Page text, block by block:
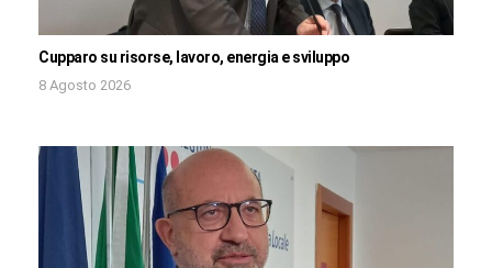
Cupparo su risorse, lavoro, energia e sviluppo
8 Agosto 2026